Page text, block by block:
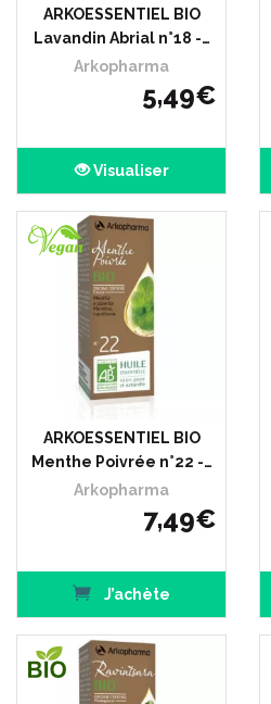
ARKOESSENTIEL BIO
Lavandin Abrial n°18 -…
Arkopharma
5,49€
Visualiser
ARKOESSENTIEL BIO
Menthe Poivrée n°22 -…
Arkopharma
7,49€
J’achète